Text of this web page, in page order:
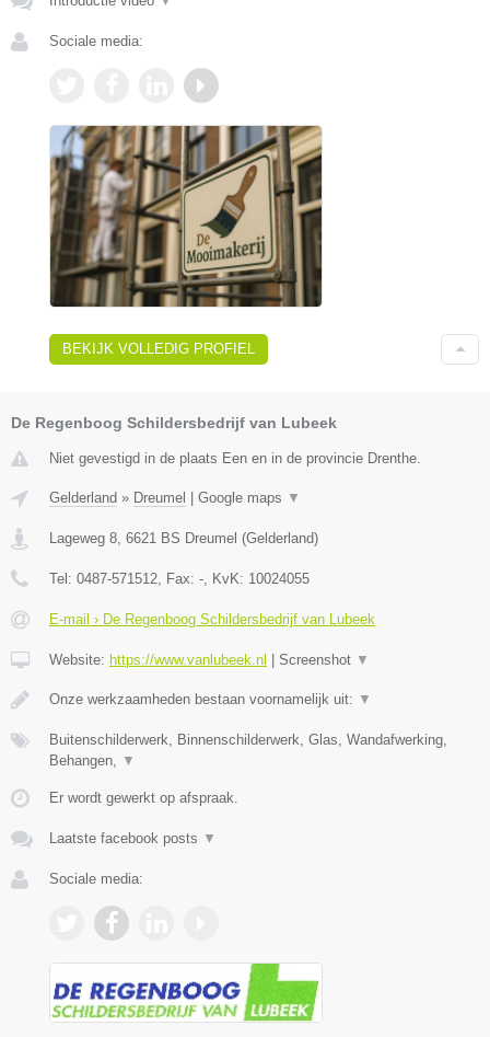
Sociale media:
BEKIJK VOLLEDIG PROFIEL
De Regenboog Schildersbedrijf van Lubeek
Niet gevestigd in de plaats Een en in de provincie Drenthe.
Gelderland » Dreumel Google maps ▼
Lageweg 8 6621 BS Dreumel (Gelderland)
Tel: 0487-571512 , Fax: - , KvK: 10024055
E-mail › De Regenboog Schildersbedrijf van Lubeek
Website: https://www.vanlubeek.nl Screenshot ▼
Onze werkzaamheden bestaan voornamelijk uit: ▼
Buitenschilderwerk, Binnenschilderwerk, Glas, Wandafwerking,
Behangen,
▼
Er wordt gewerkt op afspraak.
Laatste facebook posts ▼
Sociale media: